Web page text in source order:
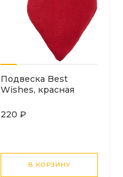
Подвеска Best
Wishes, красная
220 ₽
В КОРЗИНУ